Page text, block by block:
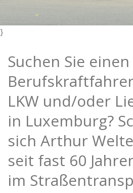
}
Suchen Sie einen
LKW und/oder
in Luxemburg?
sich Arthur
seit fast 60
im